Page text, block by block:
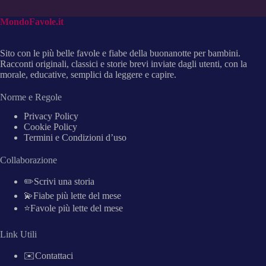
MondoFavole.it
Sito con le più belle favole e fiabe della buonanotte per bambini.
Racconti originali, classici e storie brevi inviate dagli utenti, con la
morale, educative, semplici da leggere e capire.
Norme e Regole
Privacy Policy
Cookie Policy
Termini e Condizioni d’uso
Collaborazione
✏️Scrivi una storia
💫Fiabe più lette del mese
⭐Favole più lette del mese
Link Utili
✉️Contattaci